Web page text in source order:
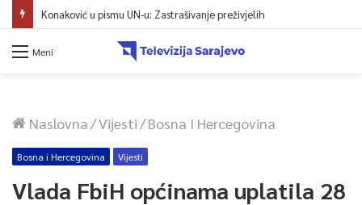
Konaković u pismu UN-u: Zastrašivanje preživjelih
Meni
Naslovna/Vijesti/Bosna I Hercegovina
Bosna i Hercegovina Vijesti
Vlada FbiH općinama uplatila 28